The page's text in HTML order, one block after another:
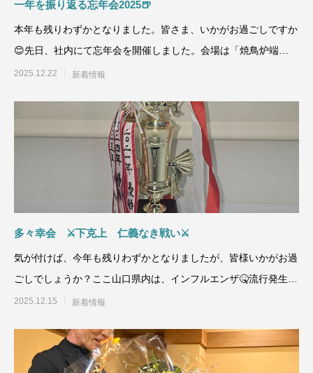
一年を振り返る忘年会2025🍺
本年も残りわずかとなりました。皆さま、いかがお過ごしですか
😊先日、社内にて忘年会を開催しました。会場は「焼鳥炉端
RICKY」さん
2025.12.22 新着情報
多々幸会 ⚔️下克上 仁義なき戦い⚔️
気が付けば、今年も残りわずかとなりましたが、皆様いかがお過
ごしでしょうか？ここ山口県内は、インフルエンザ🤒流行発生警
報が引き続き発令
2025.12.15 新着情報